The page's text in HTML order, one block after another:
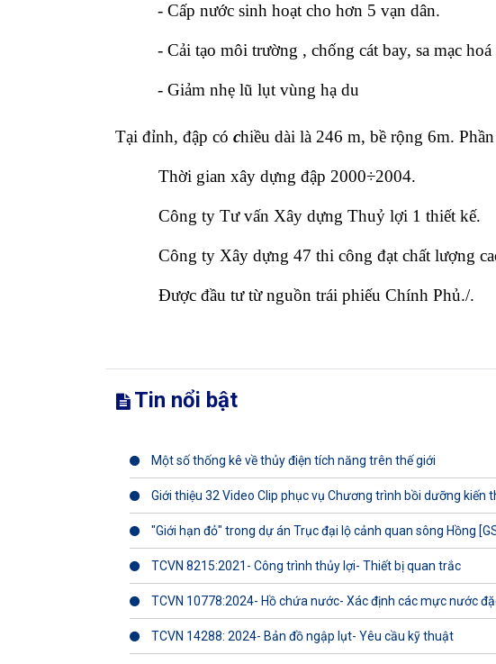
- Cấp nước sinh hoạt cho hơn 5 vạn dân.
- Cải tạo môi trường , chống cát bay, sa mạc
- Giảm nhẹ lũ lụt vùng hạ du
Tại đỉnh, đập có chiều dài là 246 m, bề rộng 6m.
Thời gian xây dựng đập 2000÷2004.
Công ty Tư vấn Xây dựng Thuỷ lợi 1 thiết kế.
Công ty Xây dựng 47 thi công đạt chất lượng
Được đầu tư từ nguồn trái phiếu Chính Phủ./.
Tin nổi bật
Một số thống kê về thủy điện tích năng trên thế giới
Giới thiệu 32 Video Clip phục vụ Chương trình bồi dưỡng kiến
"Giới hạn đỏ" trong dự án Trục đại lộ cảnh quan sông Hồng
TCVN 8215:2021- Công trình thủy lợi- Thiết bị quan trắc
TCVN 10778:2024- Hồ chứa nước- Xác định các mực nước
TCVN 14288: 2024- Bản đồ ngập lụt- Yêu cầu kỹ thuật